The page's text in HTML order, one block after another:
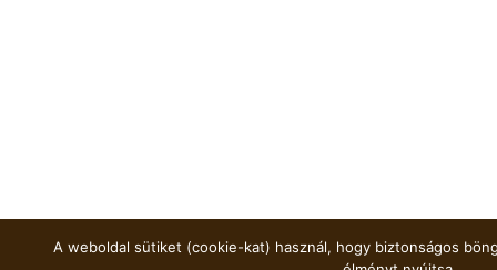
A weboldal sütiket (cookie-kat) használ, hogy biztonságos